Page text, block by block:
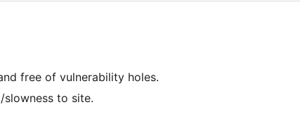
free of vulnerability holes.
to site.